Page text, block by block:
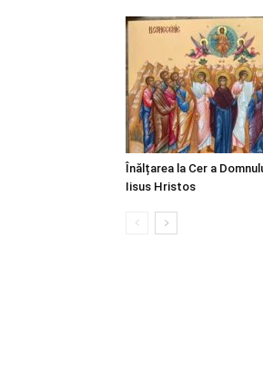
Înălțarea la Cer a
Iisus Hristos